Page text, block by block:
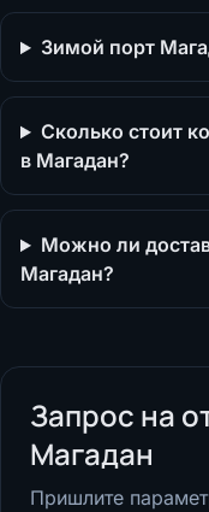
Зимой порт
Сколько стоит
в Магадан?
Можно ли
Магадан?
Запрос на
Магадан
Пришлите